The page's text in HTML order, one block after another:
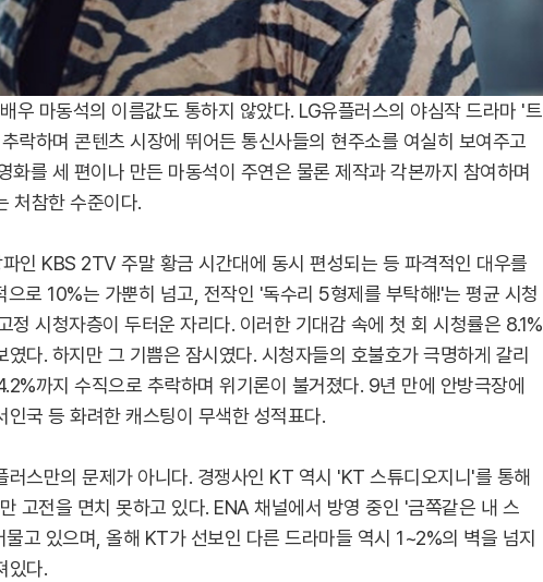
우 마동석의 이름값도 통하지 않았다. LG유플러스의 야심작 드라마 '트
락하며 콘텐츠 시장에 뛰어든 통신사들의 현주소를 여실히 보여주고
화를 세 편이나 만든 마동석이 주연은 물론 제작과 각본까지 참여하며
처참한 수준이다.
인 KBS 2TV 주말 황금 시간대에 동시 편성되는 등 파격적인 대우를
으로 10%는 가뿐히 넘고, 전작인 '독수리 5형제를 부탁해!'는 평균 시청
정 시청자층이 두터운 자리다. 이러한 기대감 속에 첫 회 시청률은 8.1%
다. 하지만 그 기쁨은 잠시였다. 시청자들의 호불호가 극명하게 갈리
까지 수직으로 추락하며 위기론이 불거졌다. 9년 만에 안방극장에
인국 등 화려한 캐스팅이 무색한 성적표다.
러스만의 문제가 아니다. 경쟁사인 KT 역시 'KT 스튜디오지니'를 통해
고전을 면치 못하고 있다. ENA 채널에서 방영 중인 '금쪽같은 내 스
고 있으며, 올해 KT가 선보인 다른 드라마들 역시 1~2%의 벽을 넘지
있다.